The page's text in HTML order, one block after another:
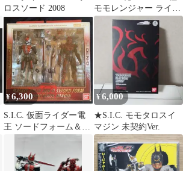
ロスソード 2008
モモレンジャー ライダ
ーマン モモタロス
¥6,300
S.I.C. 仮面ライダー電
王 ソードフォーム＆モ
¥6,000
★S.I.C. モモタロスイ
マジン 未契約Ver.